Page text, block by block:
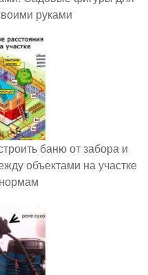
руками
баню от забора и
объектами на участке